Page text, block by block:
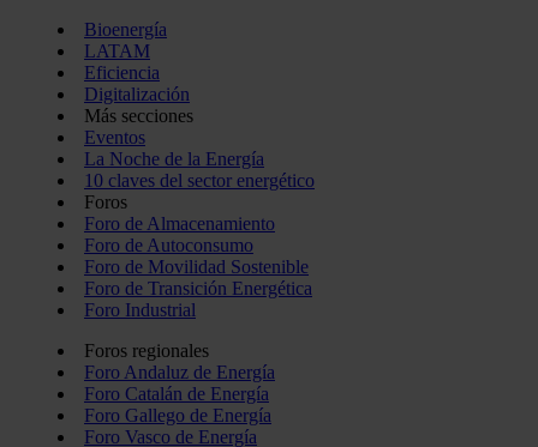
Bioenergía
LATAM
Eficiencia
Digitalización
Más secciones
Eventos
La Noche de la Energía
10 claves del sector energético
Foros
Foro de Almacenamiento
Foro de Autoconsumo
Foro de Movilidad Sostenible
Foro de Transición Energética
Foro Industrial
Foros regionales
Foro Andaluz de Energía
Foro Catalán de Energía
Foro Gallego de Energía
Foro Vasco de Energía